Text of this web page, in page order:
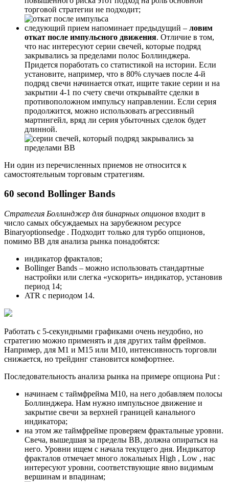
торговой стратегии не подходит;
следующий прием напоминает предыдущий – ловим
откат после импульсного движения. Отличие в том,
что нас интересуют серии свечей, которые подряд
закрывались за пределами полос Боллинджера.
Придется поработать со статистикой на истории. Если
установите, например, что в 80% случаев после 4-й
подряд свечи начинается откат, ищите такие серии и на
закрытии 4-1 по счету свечи открывайте сделки в
противоположном импульсу направлении. Если серия
продолжится, можно использовать агрессивный
мартингейл, вряд ли серия убыточных сделок будет
длинной.
Ни один из перечисленных приемов не относится к
самостоятельным торговым стратегиям.
60 second Bollinger Bands
Стратегия Боллинджер для бинарных опционов входит в
число самых обсуждаемых на зарубежном ресурсе
Binaryoptionsedge . Подходит только для турбо опционов,
помимо ВВ для анализа рынка понадобятся:
индикатор фракталов;
Bollinger Bands – можно использовать стандартные
настройки или слегка «ускорить» индикатор, установив
период 14;
ATR с периодом 14.
Работать с 5-секундными графиками очень неудобно, но
стратегию можно применять и для других тайм фреймов.
Например, для М1 и М15 или М10, интенсивность торговли
снижается, но трейдинг становится комфортнее.
Последовательность анализа рынка на примере опциона Put :
начинаем с таймфрейма М10, на него добавляем полосы
Боллинджера. Нам нужно импульсное движение и
закрытие свечи за верхней границей канального
индикатора;
на этом же таймфрейме проверяем фрактальные уровни.
Свеча, вышедшая за пределы ВВ, должна опираться на
него. Уровни ищем с начала текущего дня. Индикатор
фракталов отмечает много локальных High , Low , нас
интересуют уровни, соответствующие явно видимым
вершинам и впадинам;